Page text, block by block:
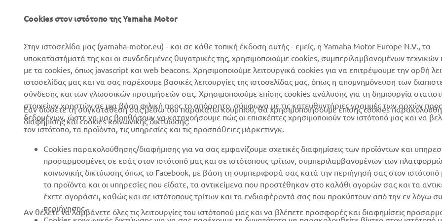
Νέα
Δίκτυο Επίσημων
Συνεργατών
Εκδηλώσεις
Τύπος
Φυλλάδια
Βασική Πολιτική Βιώσιμης
Ανάπτυξης
Πολιτική Ανθρωπίνων
Δικαιωμάτων
Αρχές
Πρώτοι ανταποκριτές
Σχολές οδήγησης
Robotics
Συνεργασίες
Τεχνικές πληροφορίες για
Yamalube Safety Data
Yamaha Racing
Yamaha Motor Global
Mobile Apps
διαχείριση των
χρησιμοποιημένων
μπαταριών
Cookies στον ιστότοπο της Yamaha Motor
Στην ιστοσελίδα μας (yamaha-motor.eu) - και σε κάθε τοπική έκδοση αυτής - εμείς, η Yamaha Motor Europe N.V., τα
υποκαταστήματά της και οι συνδεδεμένες θυγατρικές της, χρησιμοποιούμε cookies, συμπεριλαμβανομένων
με τα cookies, όπως javascript και web beacons. Χρησιμοποιούμε λειτουργικά cookies για να επιτρέψουμε την ορθή
ιστοσελίδας μας και να σας παρέχουμε βασικές λειτουργίες της ιστοσελίδας μας, όπως η απομνημόνευση των
σύνδεσης και των γλωσσικών προτιμήσεών σας. Χρησιμοποιούμε επίσης cookies ανάλυσης για τη δημιουργία
στοιχείων χρηστών σε μια βάση φιλική προς το απόρρητο, σύμφωνα με τις κατευθυντήριες γραμμές των αρχών
δεδομένων, ώστε να μας βοηθήσουν να κατανοήσουμε πώς οι επισκέπτες χρησιμοποιούν τον ιστότοπό μας και να
τον ιστότοπο, τα προϊόντα, τις υπηρεσίες και τις προσπάθειες μάρκετινγκ.
Εάν δώσετε τη συγκατάθεσή σας μέσω του παρακάτω κουμπιού, θα χρησιμοποιήσουμε επίσης cookies
διαφήμισης και cookies κοινωνικής δικτύωσης:
Cookies παρακολούθησης/διαφήμισης για να σας εμφανίζουμε σχετικές διαφημίσεις των προϊόντων και
προσαρμοσμένες σε εσάς στον ιστότοπό μας και σε ιστότοπους τρίτων, συμπεριλαμβανομένων των
κοινωνικής δικτύωσης όπως το Facebook, με βάση τη συμπεριφορά σας κατά την περιήγησή σας στον
τα προϊόντα και οι υπηρεσίες που είδατε, τα αντικείμενα που προστέθηκαν στο καλάθι αγορών σας και τα
έχετε αγοράσει, καθώς και σε ιστότοπους τρίτων και τα ενδιαφέροντά σας που προκύπτουν από την εν λόγω
περιήγησης.
Cookies κοινωνικής δικτύωσης για να σας παρέχουμε τη δυνατότητα να παρακολουθείτε βίντεο στον ιστότοπό
Αν θέλετε να λαμβάνετε όλες τις λειτουργίες του ιστότοπού μας και να βλέπετε προσφορές και διαφημίσεις